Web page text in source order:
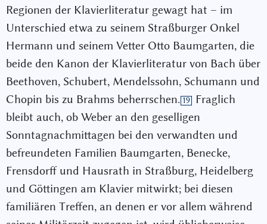
Regionen der Klavierliteratur gewagt hat – im
Unterschied etwa zu seinem Straßburger Onkel
Hermann und seinem Vetter Otto Baumgarten, die
beide den Kanon der Klavierliteratur von Bach über
Beethoven, Schubert, Mendelssohn, Schumann und
Chopin bis zu Brahms beherrschen. 19
Fraglich
bleibt auch, ob Weber an den geselligen
Sonntagnachmittagen bei den verwandten und
befreundeten Familien Baumgarten, Benecke,
Frensdorff und Hausrath in Straßburg, Heidelberg
und Göttingen am Klavier mitwirkt; bei diesen
familiären Treffen, an denen er vor allem während